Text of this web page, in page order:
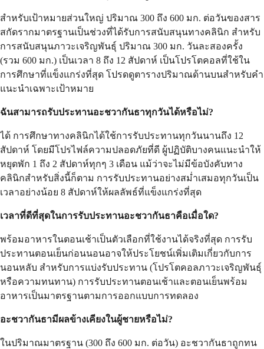
สำหรับเป้าหมายส่วนใหญ่ ปริมาณ 300 ถึง 600 มก. ต่อวันของสาร
สกัดรากมาตรฐานเป็นช่วงที่ได้รับการสนับสนุนทางคลินิก สำหรับ
การสนับสนุนภาวะเจริญพันธุ์ ปริมาณ 300 มก. วันละสองครั้ง
(รวม 600 มก.) เป็นเวลา 8 ถึง 12 สัปดาห์ เป็นโปรโตคอลที่ใช้ใน
การศึกษาที่แข็งแกร่งที่สุด โปรดดูตารางปริมาณด้านบนสำหรับคำ
แนะนำเฉพาะเป้าหมาย
ฉันสามารถรับประทานอะชวากันธาทุกวันได้หรือไม่?
ได้ การศึกษาทางคลินิกได้ใช้การรับประทานทุกวันนานถึง 12
สัปดาห์ โดยมีโปรไฟล์ความปลอดภัยที่ดี ผู้ปฏิบัติบางคนแนะนำให้
หยุดพัก 1 ถึง 2 สัปดาห์ทุกๆ 3 เดือน แม้ว่าจะไม่มีข้อบังคับทาง
คลินิกสำหรับสิ่งนี้ก็ตาม การรับประทานอย่างสม่ำเสมอทุกวันเป็น
เวลาอย่างน้อย 8 สัปดาห์ให้ผลลัพธ์ที่แข็งแกร่งที่สุด
เวลาที่ดีที่สุดในการรับประทานอะชวากันธาคือเมื่อใด?
พร้อมอาหารในตอนเช้าเป็นตัวเลือกที่ใช้งานได้จริงที่สุด การรับ
ประทานตอนเย็นก่อนนอนอาจให้ประโยชน์เพิ่มเติมเกี่ยวกับการ
นอนหลับ สำหรับการแบ่งรับประทาน (โปรโตคอลภาวะเจริญพันธุ์
หรือความทนทาน) การรับประทานตอนเช้าและตอนเย็นพร้อม
อาหารเป็นมาตรฐานตามการออกแบบการทดลอง
อะชวากันธามีผลข้างเคียงในผู้ชายหรือไม่?
ในปริมาณมาตรฐาน (300 ถึง 600 มก. ต่อวัน) อะชวากันธาถูกทน